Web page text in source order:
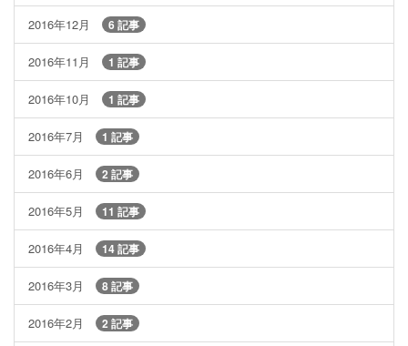
2016年12月 6 記事
2016年11月 1 記事
2016年10月 1 記事
2016年7月 1 記事
2016年6月 2 記事
2016年5月 11 記事
2016年4月 14 記事
2016年3月 8 記事
2016年2月 2 記事